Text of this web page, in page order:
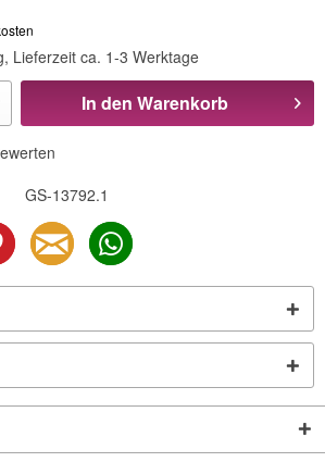
Lieferzeit ca. 1-3 Werktage
In den Warenkorb
GS-13792.1